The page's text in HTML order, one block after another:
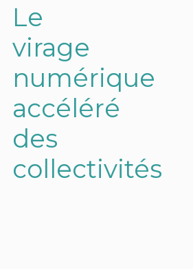
Le
virage
numérique
accéléré
des
collectivités